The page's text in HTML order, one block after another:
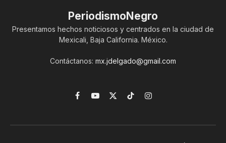
PeriodismoNegro
Presentamos hechos noticiosos y centrados en la ciudad de
Mexicali, Baja California. México.
Contáctanos: mx.jdelgado@gmail.com
Facebook
YouTube
X
TikTokInstagram